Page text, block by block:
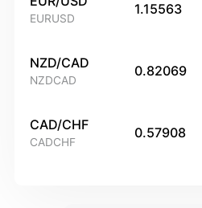
EURUSD
1.15563
NZD/CAD
NZDCAD
0.82069
CAD/CHF
CADCHF
0.57908